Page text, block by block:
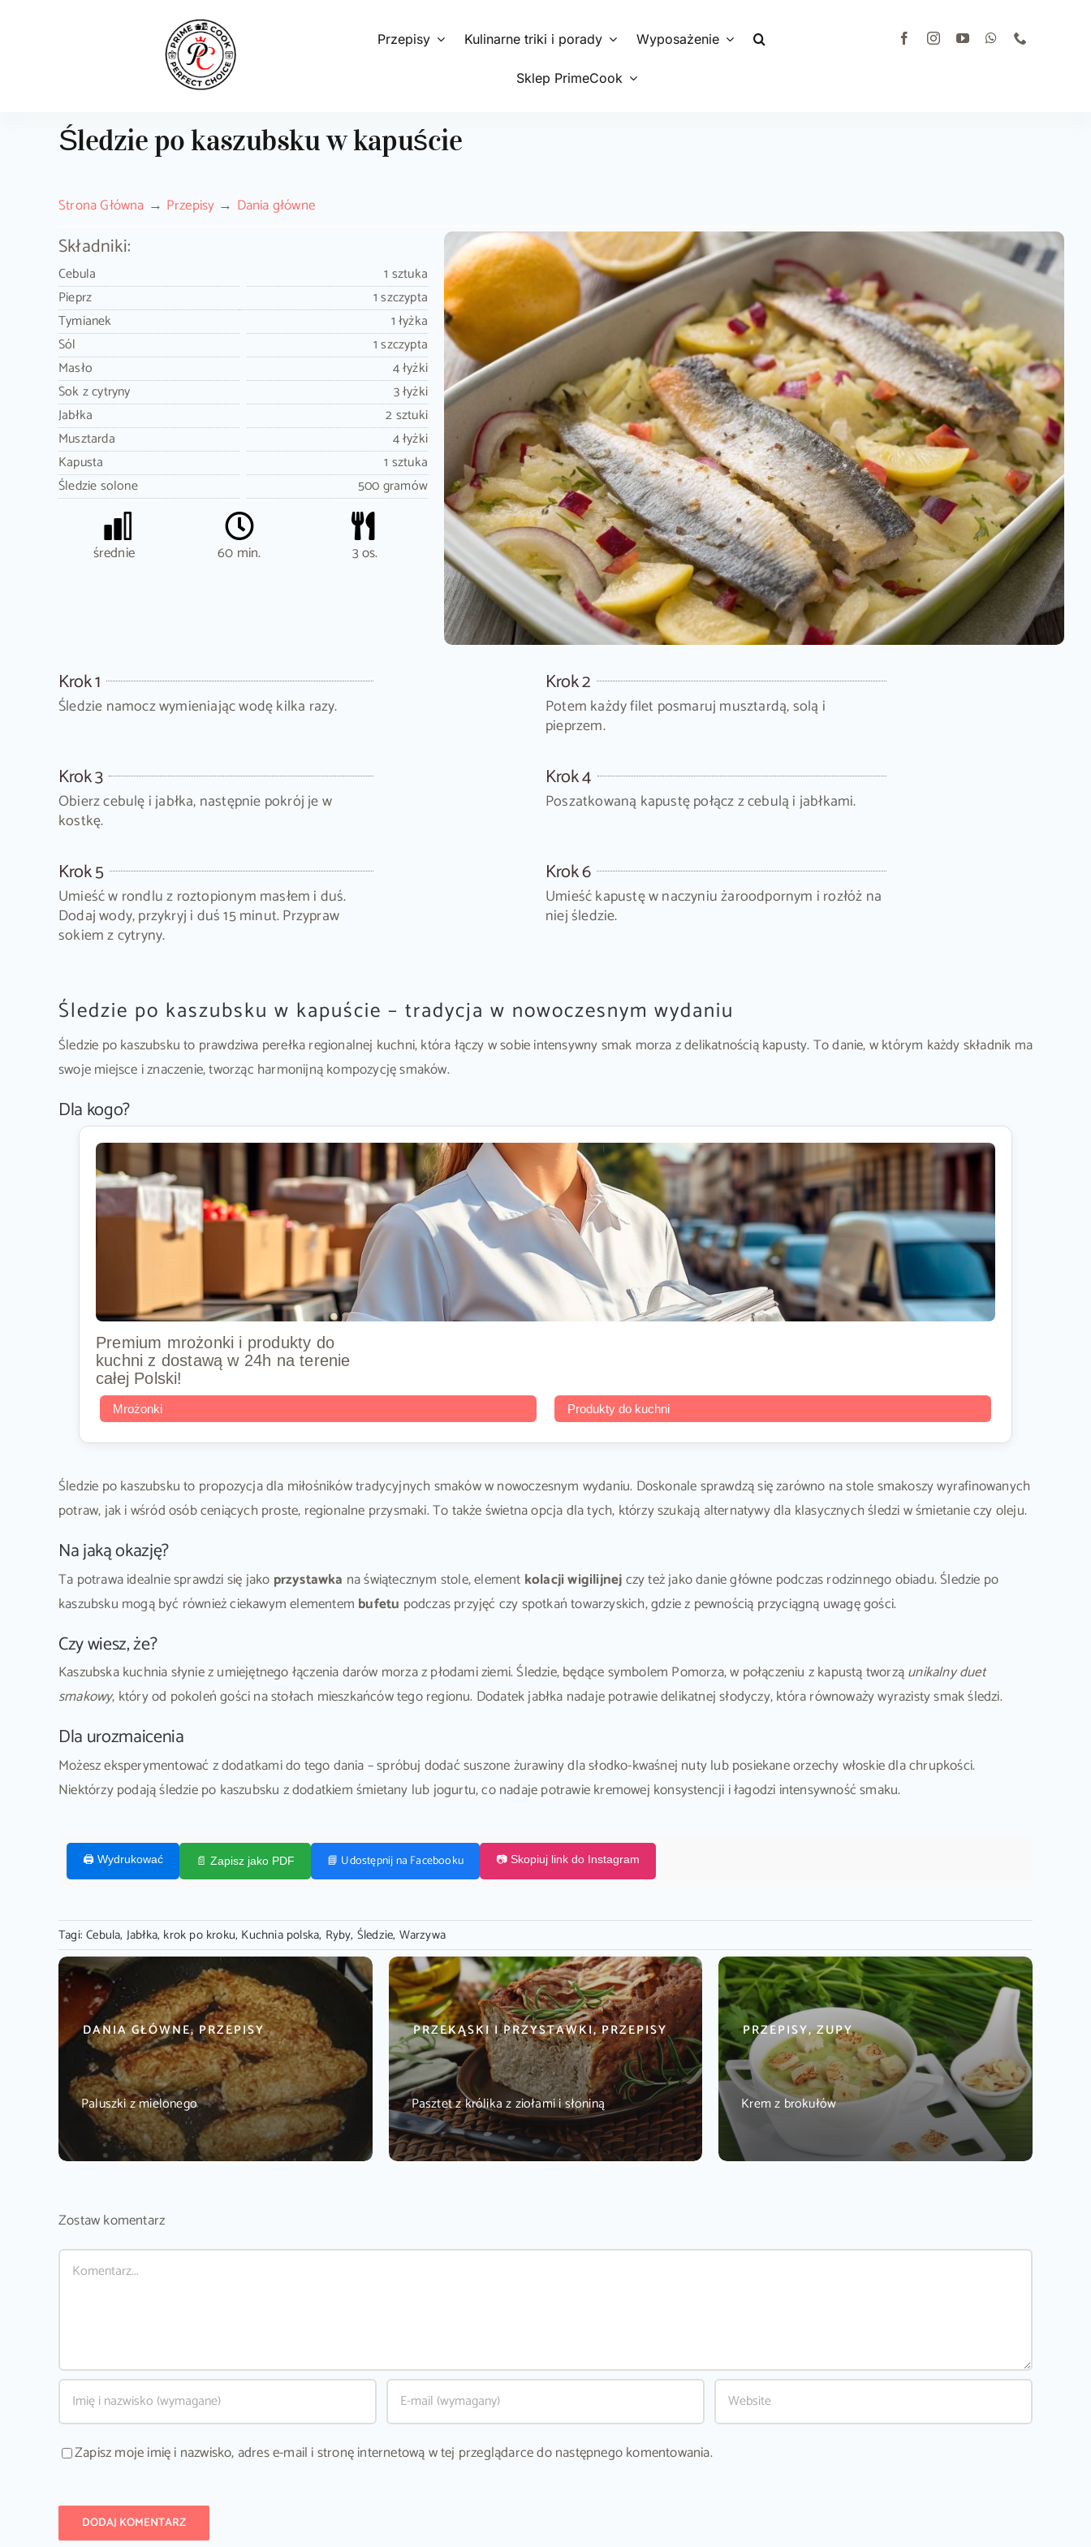
Przepisy Kulinarne triki i porady Wyposażenie
Sklep PrimeCook
Śledzie po kaszubsku w kapuście
Strona Główna Przepisy Dania główne
Składniki:
Cebula
1 sztuka
Pieprz
1 szczypta
Tymianek
1 łyżka
Sól
1 szczypta
Masło
4 łyżki
Sok z cytryny
3 łyżki
Jabłka
2 sztuki
Musztarda
4 łyżki
Kapusta
1 sztuka
Śledzie solone
500 gramów
średnie 60 min. 3 os.
Krok 1
Śledzie namocz wymieniając wodę kilka razy.
Krok 2
Potem każdy filet posmaruj musztardą, solą i
pieprzem.
Krok 3
Obierz cebulę i jabłka, następnie pokrój je w
kostkę.
Krok 4
Poszatkowaną kapustę połącz z cebulą i jabłkami.
Krok 5
Umieść w rondlu z roztopionym masłem i duś.
Dodaj wody, przykryj i duś 15 minut. Przypraw
sokiem z cytryny.
Krok 6
Umieść kapustę w naczyniu żaroodpornym i rozłóż na
niej śledzie.
Śledzie po kaszubsku w kapuście – tradycja w nowoczesnym wydaniu
Śledzie po kaszubsku to prawdziwa perełka regionalnej kuchni, która łączy w sobie intensywny smak morza z delikatnością kapusty. To danie, w którym każdy składnik ma
swoje miejsce i znaczenie, tworząc harmonijną kompozycję smaków.
Dla kogo?
Premium mrożonki i produkty do
kuchni z dostawą w 24h na terenie
całej Polski!
Mrożonki Produkty do kuchni
Śledzie po kaszubsku to propozycja dla miłośników tradycyjnych smaków w nowoczesnym wydaniu. Doskonale sprawdzą się zarówno na stole smakoszy wyrafinowanych
potraw, jak i wśród osób ceniących proste, regionalne przysmaki. To także świetna opcja dla tych, którzy szukają alternatywy dla klasycznych śledzi w śmietanie czy oleju.
Na jaką okazję?
Ta potrawa idealnie sprawdzi się jako przystawka na świątecznym stole, element kolacji wigilijnejczy też jako danie główne podczas rodzinnego obiadu. Śledzie po
kaszubsku mogą być również ciekawym elementem bufetu podczas przyjęć czy spotkań towarzyskich, gdzie z pewnością przyciągną uwagę gości.
Czy wiesz, że?
Kaszubska kuchnia słynie z umiejętnego łączenia darów morza z płodami ziemi. Śledzie, będące symbolem Pomorza, w połączeniu z kapustą tworząunikalny duet
smakowy, który od pokoleń gości na stołach mieszkańców tego regionu. Dodatek jabłka nadaje potrawie delikatnej słodyczy, która równoważy wyrazisty smak śledzi.
Dla urozmaicenia
Możesz eksperymentować z dodatkami do tego dania – spróbuj dodać suszone żurawiny dla słodko-kwaśnej nuty lub posiekane orzechy włoskie dla chrupkości.
Niektórzy podają śledzie po kaszubsku z dodatkiem śmietany lub jogurtu, co nadaje potrawie kremowej konsystencji i łagodzi intensywność smaku.
🖨️ Wydrukować 📄 Zapisz jako PDF 📘 Udostępnij na Facebooku 📷 Skopiuj link do Instagram
Tagi:Cebula, Jabłka, krok po kroku, Kuchnia polska, Ryby, Śledzie, Warzywa
DANIA GŁÓWNE, PRZEPISY
Paluszki z mielonego
PRZEKĄSKI I PRZYSTAWKI, PRZEPISY
Pasztet z królika z ziołami i słoniną
PRZEPISY, ZUPY
Krem z brokułów
Zostaw komentarz
Comment
Zapisz moje imię i nazwisko, adres e-mail i stronę internetową w tej przeglądarce do następnego komentowania.